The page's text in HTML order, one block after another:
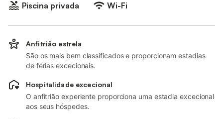
Piscina privada
Wi-Fi
Anfitrião estrela
São os mais bem classificados e proporcionam estadias
de férias excecionais.
Hospitalidade excecional
O anfitrião experiente proporciona uma estadia excecional
aos seus hóspedes.